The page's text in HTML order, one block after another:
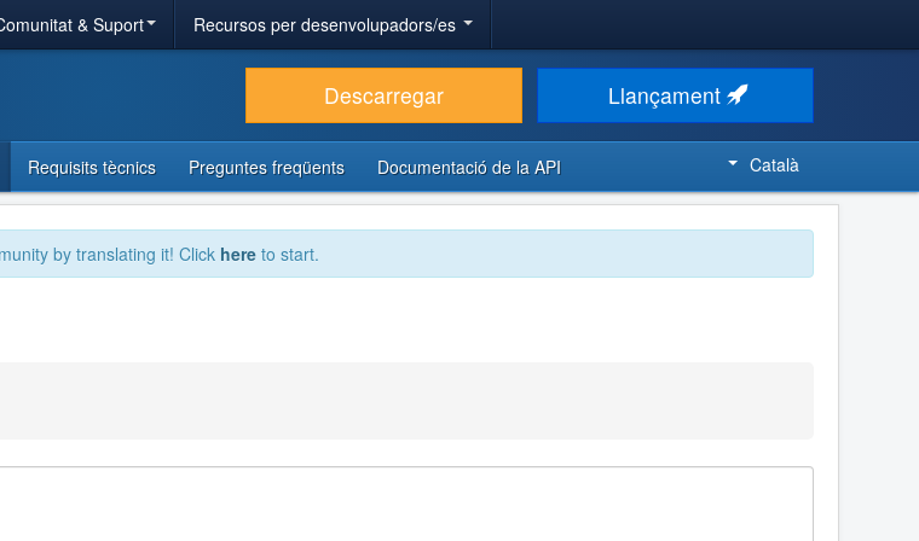
& Suport Recursos per desenvolupadors/es
Descarregar Llançament
Requisits tècnics Preguntes freqüents Documentació de la API Català
by translating it! Click here to start.